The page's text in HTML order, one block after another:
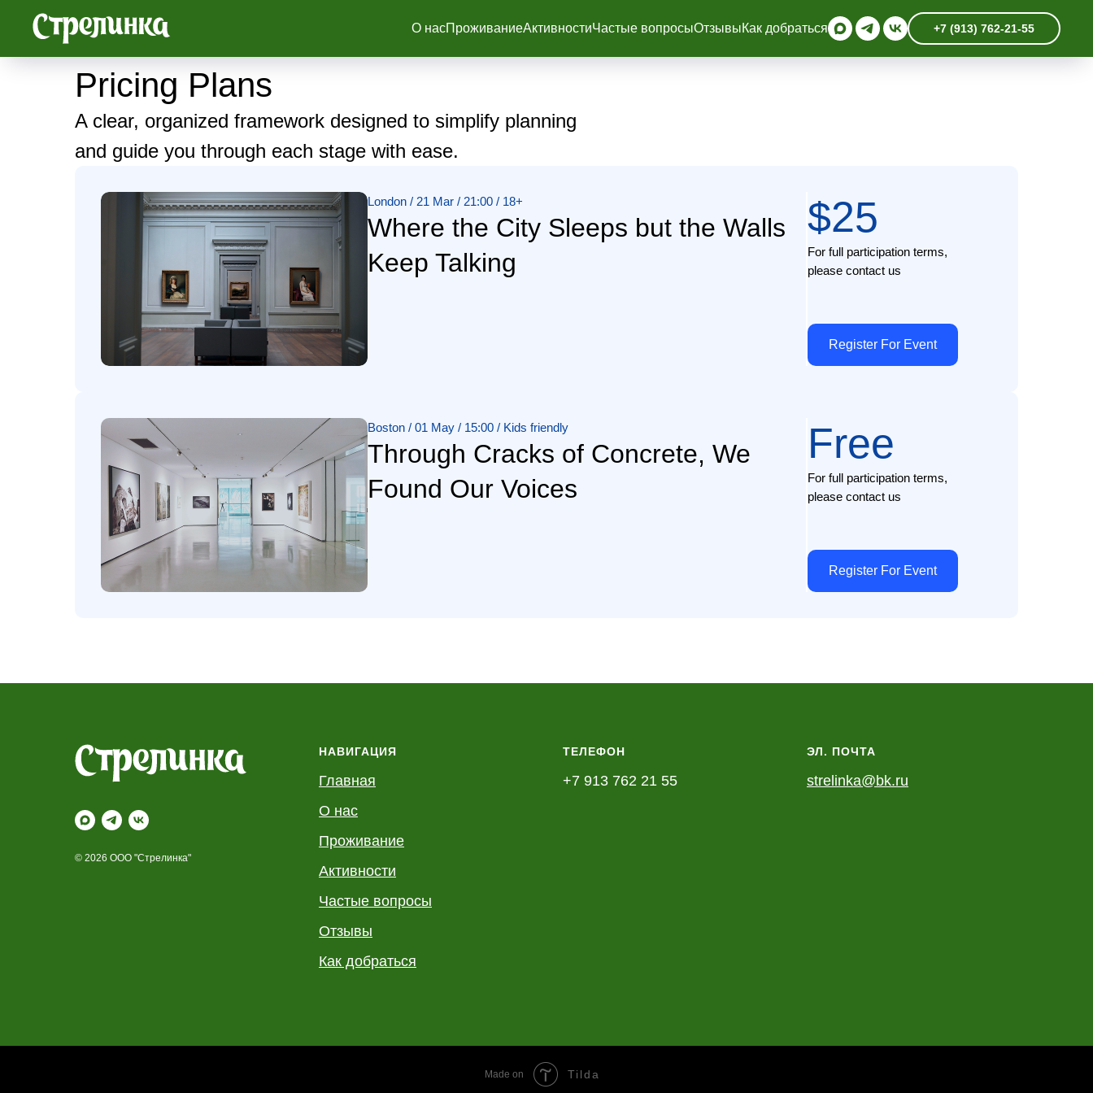
О насПроживаниеАктивностиЧастые вопросыОтзывыКак добраться +7 (913) 762-21-55
Pricing Plans
A clear, organized framework designed to simplify planning
and guide you through each stage with ease.
London / 21 Mar / 21:00 / 18+
Where the City Sleeps but the Walls
Keep Talking
$25
For full participation terms,
please contact us
Register For Event
Boston / 01 May / 15:00 / Kids friendly
Through Cracks of Concrete, We
Found Our Voices
Free
For full participation terms,
please contact us
Register For Event
© 2026 ООО "Стрелинка"
НАВИГАЦИЯ
Главная
О нас
Проживание
Активности
Частые вопросы
Отзывы
Как добраться
ТЕЛЕФОН
+7 913 762 21 55
ЭЛ. ПОЧТА
strelinka@bk.ru
Made on Tilda